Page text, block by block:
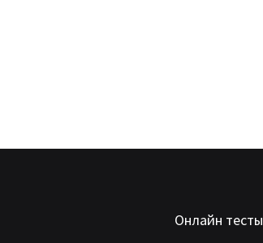
Онлайн тесты